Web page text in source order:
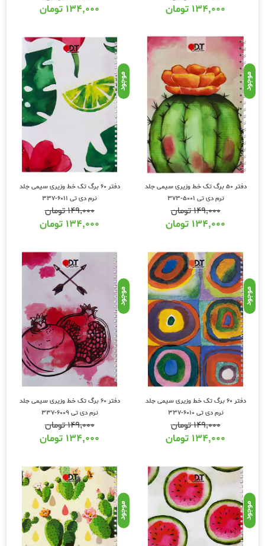
۱۳۴,۰۰۰ تومان ۱۳۴,۰۰۰ تومان
موجود
دفتر 50 برگ تک خط وزیری سیمی جلد
نرم دی تی 5001-373
۱۴۹,۰۰۰تومان
۱۳۴,۰۰۰ تومان
موجود
دفتر 60 برگ تک خط وزیری سیمی جلد
نرم دی تی 6011-337
۱۴۹,۰۰۰تومان
۱۳۴,۰۰۰ تومان
موجود
دفتر 60 برگ تک خط وزیری سیمی جلد
نرم دی تی 6010-337
۱۴۹,۰۰۰تومان
۱۳۴,۰۰۰ تومان
موجود
دفتر 60 برگ تک خط وزیری سیمی جلد
نرم دی تی 6009-337
۱۴۹,۰۰۰تومان
۱۳۴,۰۰۰ تومان
موجود موجود